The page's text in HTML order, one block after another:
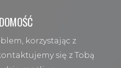
korzystając z
się z Tobą